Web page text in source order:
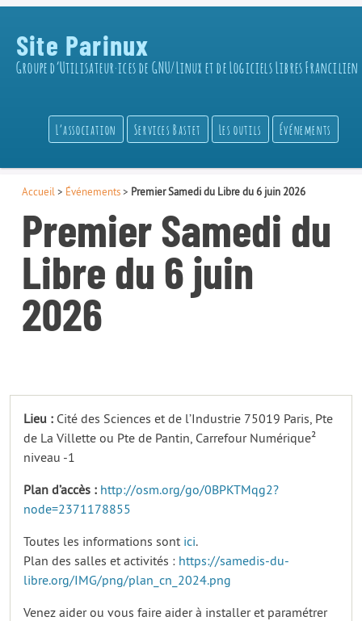
Site Parinux
Groupe d’Utilisateur·ices de GNU/Linux et de Logiciels Libres Francilien
L’association Services Bastet Les outils Événements
Accueil > Événements> Premier Samedi du Libre du 6 juin 2026
Premier Samedi du
Libre du 6 juin
2026
Lieu : Cité des Sciences et de l’Industrie 75019 Paris, Pte
de La Villette ou Pte de Pantin, Carrefour Numérique²
niveau -1
Plan d’accès : http://osm.org/go/0BPKTMqg2?
node=2371178855
Toutes les informations sont ici.
Plan des salles et activités : https://samedis-du-
libre.org/IMG/png/plan_cn_2024.png
Venez aider ou vous faire aider à installer et paramétrer